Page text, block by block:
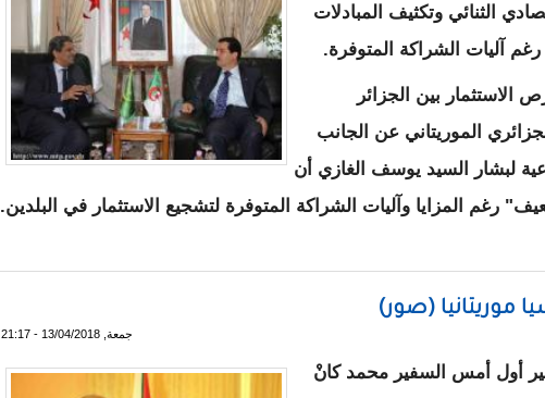
الثنائي وتكثيف المبادلات
رغم آليات الشراكة المتوفرة.
بين الجزائر
الموريتاني عن الجانب
لبشار السيد يوسف الغازي أن
رغم المزايا وآليات الشراكة المتوفرة لتشجيع الاستثمار في البلدين.
إلى ترقية التعاون الاقتصادي بين موريتانيا و الجزائر
موريتانيا (صور)
جمعة, 13/04/2018 - 21:17
أول أمس السفير محمد كانْ